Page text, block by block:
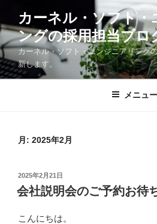
テ
ン
ツ
へ
カーネル・ソフト・
ングの採用担当ブロ
カーネル・ソフト・エンジニアリング
新します。
メニュー
月: 2025年2月
投
稿
日:
2025年2月21日
会社説明会のご予約お待
こんにちは。